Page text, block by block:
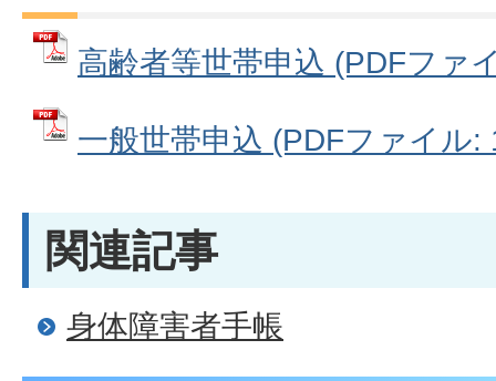
高齢者等世帯申込 (PDFファ
一般世帯申込 (PDFファイル:
関連記事
身体障害者手帳